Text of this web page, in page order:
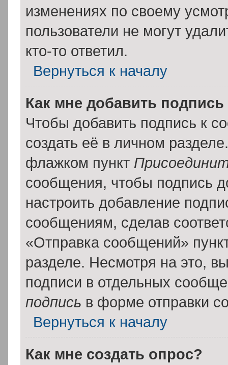
изменениях по своему
пользователи не могут
кто-то ответил.
Вернуться к началу
Как мне добавить
Чтобы добавить подпись к
создать её в личном
флажком пункт
сообщения, чтобы подпись
настроить добавление
сообщениям, сделав
«Отправка сообщений»
разделе. Несмотря на это,
подписи в отдельных
подпись в форме отправки
Вернуться к началу
Как мне создать опрос?